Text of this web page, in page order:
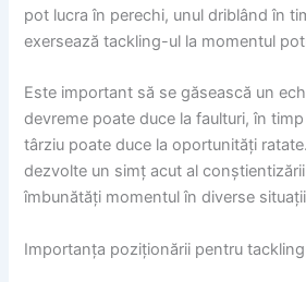
pot lucra în perechi, unul driblând în
exersează tackling-ul la momentul
Este important să se găsească un
devreme poate duce la faulturi, în
târziu poate duce la oportunități
dezvolte un simț acut al
îmbunătăți momentul în diverse
Importanța poziționării pentru